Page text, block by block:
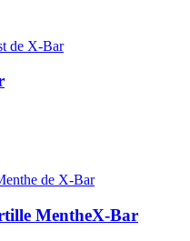
MentheX-Bar